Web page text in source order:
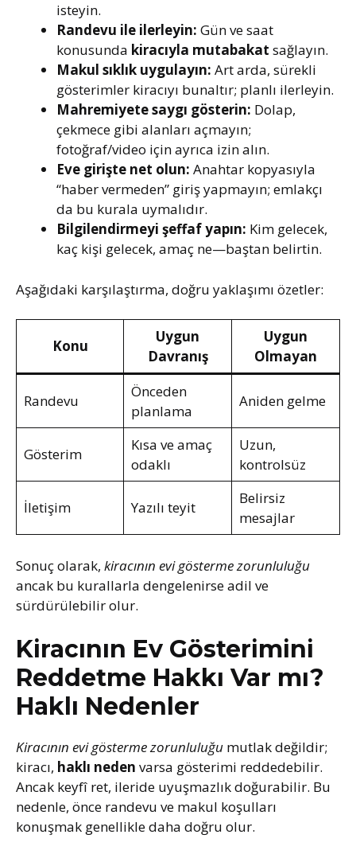
isteyin.
Randevu ile ilerleyin: Gün ve saat
konusunda kiracıyla mutabakat sağlayın.
Makul sıklık uygulayın: Art arda, sürekli
gösterimler kiracıyı bunaltır; planlı ilerleyin.
Mahremiyete saygı gösterin: Dolap,
çekmece gibi alanları açmayın;
fotoğraf/video için ayrıca izin alın.
Eve girişte net olun: Anahtar kopyasıyla
“haber vermeden” giriş yapmayın; emlakçı
da bu kurala uymalıdır.
Bilgilendirmeyi şeffaf yapın: Kim gelecek,
kaç kişi gelecek, amaç ne—baştan belirtin.
Aşağıdaki karşılaştırma, doğru yaklaşımı özetler:
Konu
Uygun
Davranış
Uygun
Olmayan
Randevu
Önceden
planlama
Aniden gelme
Gösterim
Kısa ve amaç
odaklı
Uzun,
kontrolsüz
İletişim Yazılı teyit
Belirsiz
mesajlar
Sonuç olarak, kiracının evi gösterme zorunluluğu
ancak bu kurallarla dengelenirse adil ve
sürdürülebilir olur.
Kiracının Ev Gösterimini
Reddetme Hakkı Var mı?
Haklı Nedenler
Kiracının evi gösterme zorunluluğu mutlak değildir;
kiracı, haklı neden varsa gösterimi reddedebilir.
Ancak keyfî ret, ileride uyuşmazlık doğurabilir. Bu
nedenle, önce randevu ve makul koşulları
konuşmak genellikle daha doğru olur.